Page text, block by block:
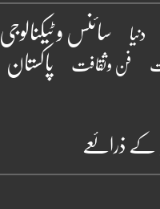
دنیا سائنس و ٹیکنالوجی
فن وثقافت پاکستان
کے ذرائعے